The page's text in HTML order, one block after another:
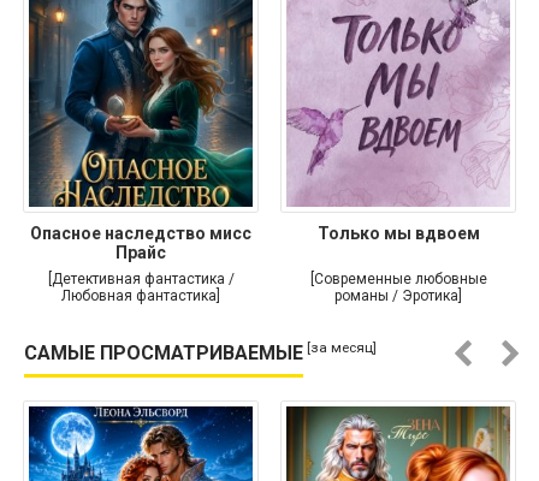
Опасное наследство мисс
Прайс
[Детективная фантастика /
Любовная фантастика]
Только мы вдвоем
[Современные любовные
романы / Эротика]
САМЫЕ ПРОСМАТРИВАЕМЫЕ [за месяц]